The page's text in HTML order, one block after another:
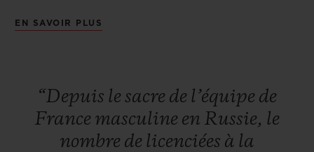
finale le 7 juillet à Lyon. En tant que
pour le football féminin. Une façon pour
l’ambitieuse manufacture horlogère de
montrer sa conviction dans l’engouement
EN SAVOIR PLUS
“Depuis le sacre de l’équipe de
France masculine en Russie, le
nombre de licenciées à la
TROUVER UNE BOUTIQUE